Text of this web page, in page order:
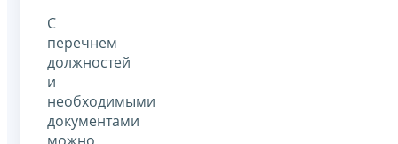
С
перечнем
должностей
и
необходимыми
документами